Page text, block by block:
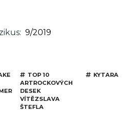
9/2019
TOP 10
ARTROCKOVÝCH
DESEK
VÍTĚZSLAVA
ŠTEFLA
KYTARA